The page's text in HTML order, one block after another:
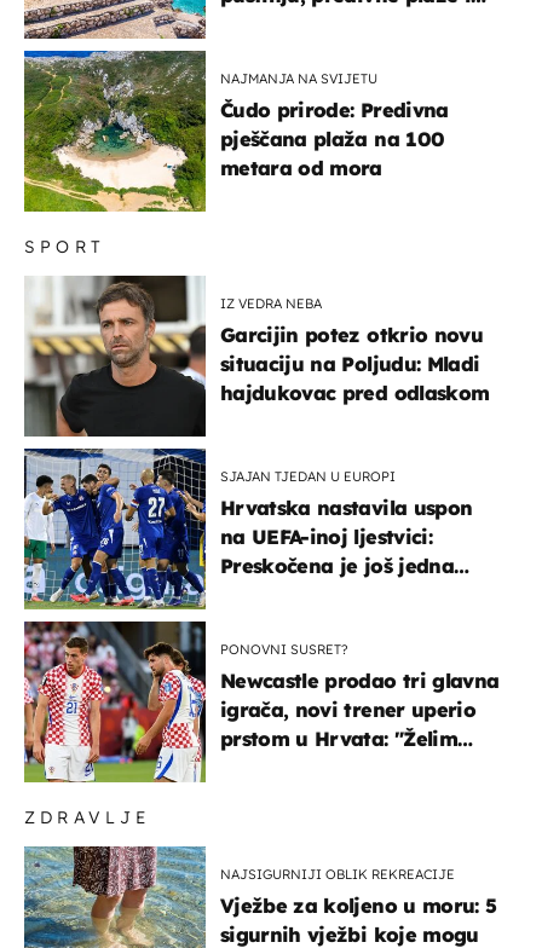
ZDRAVLJE
NAJSIGURNIJI OBLIK REKREACIJE
Vježbe za koljeno u moru: 5
sigurnih vježbi koje mogu
SPORT
IZ VEDRA NEBA
Garcijin potez otkrio novu
situaciju na Poljudu: Mladi
hajdukovac pred odlaskom
SJAJAN TJEDAN U EUROPI
Hrvatska nastavila uspon
na UEFA-inoj ljestvici:
Preskočena je još jedna
PONOVNI SUSRET?
Newcastle prodao tri glavna
igrača, novi trener uperio
prstom u Hrvata: "Želim
NAJMANJA NA SVIJETU
Čudo prirode: Predivna
pješčana plaža na 100
metara od mora